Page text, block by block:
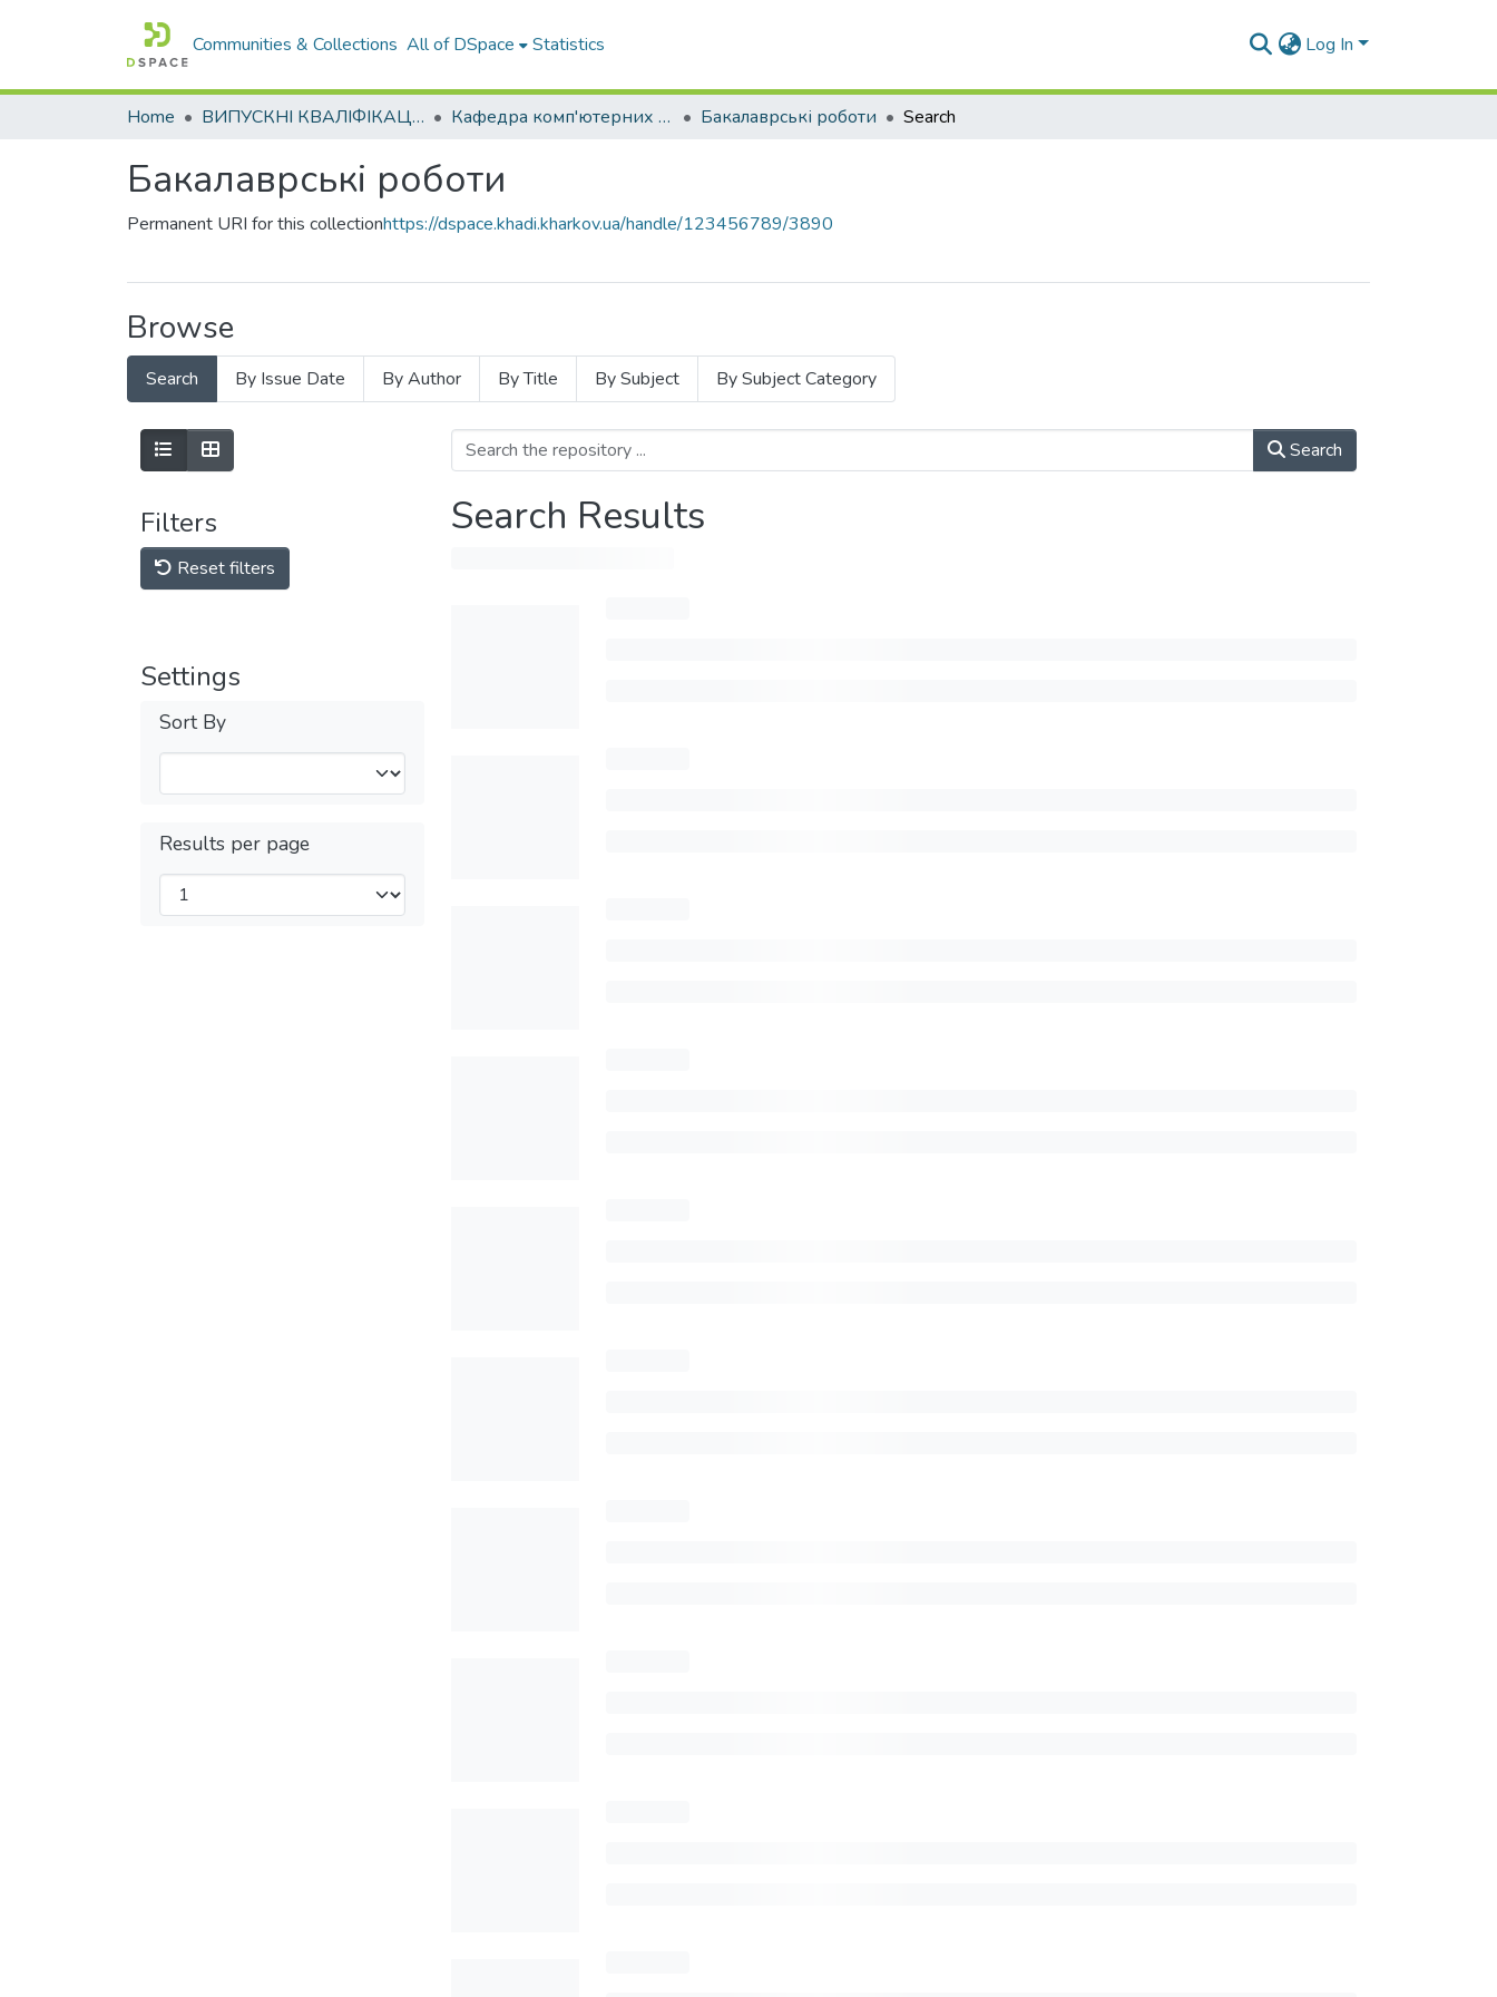
Communities & Collections All of DSpace Statistics Log In
Home ВИПУСКНІ КВАЛІФІКАЦІЙНІ РОБОТИ Кафедра комп'ютерних наук і інформаційних систем Бакалаврські роботи Search
Бакалаврські роботи
Permanent URI for this collectionhttps://dspace.khadi.kharkov.ua/handle/123456789/3890
Browse
Search By Issue Date By Author By Title By Subject By Subject Category
Filters
Reset filters
Settings
Sort By
Results per page
Search
Search Results